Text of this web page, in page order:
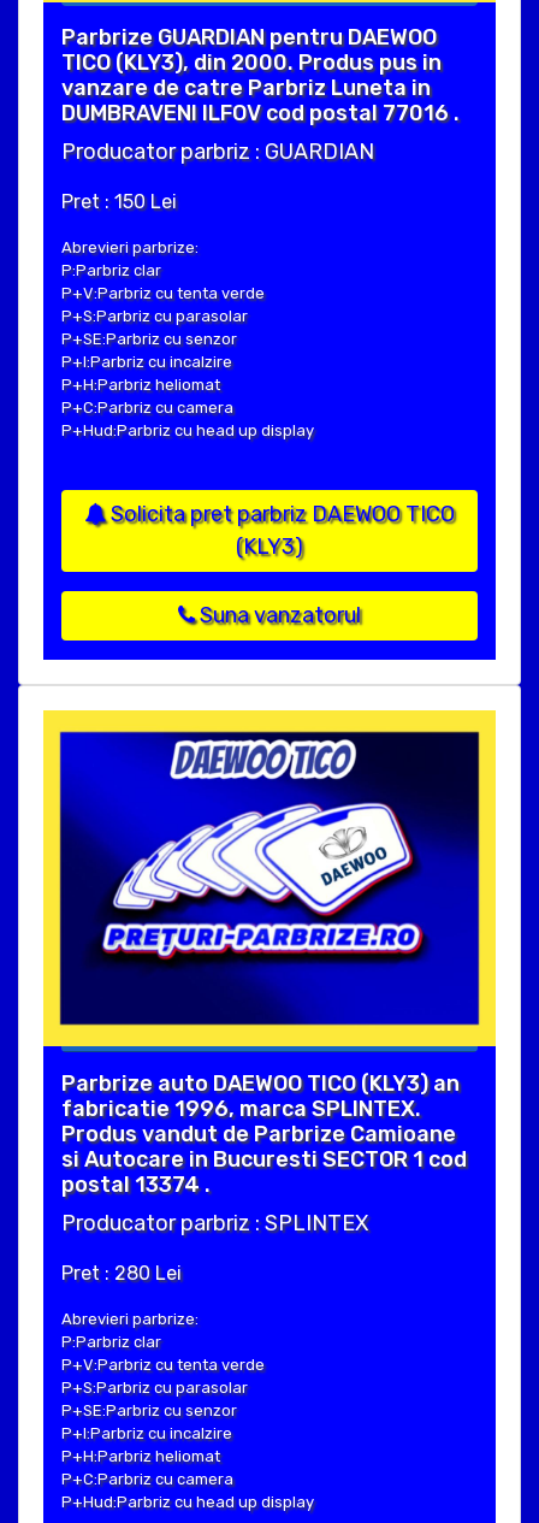
Parbrize GUARDIAN pentru DAEWOO
TICO (KLY3), din 2000. Produs pus in
vanzare de catre Parbriz Luneta in
DUMBRAVENI ILFOV cod postal 77016 .
Producator parbriz : GUARDIAN
Pret : 150 Lei
Abrevieri parbrize:
P:Parbriz clar
P+V:Parbriz cu tenta verde
P+S:Parbriz cu parasolar
P+SE:Parbriz cu senzor
P+I:Parbriz cu incalzire
P+H:Parbriz heliomat
P+C:Parbriz cu camera
P+Hud:Parbriz cu head up display
Solicita pret parbriz DAEWOO TICO
(KLY3)
Suna vanzatorul
Parbrize auto DAEWOO TICO (KLY3) an
fabricatie 1996, marca SPLINTEX.
Produs vandut de Parbrize Camioane
si Autocare in Bucuresti SECTOR 1 cod
postal 13374 .
Producator parbriz : SPLINTEX
Pret : 280 Lei
Abrevieri parbrize:
P:Parbriz clar
P+V:Parbriz cu tenta verde
P+S:Parbriz cu parasolar
P+SE:Parbriz cu senzor
P+I:Parbriz cu incalzire
P+H:Parbriz heliomat
P+C:Parbriz cu camera
P+Hud:Parbriz cu head up display